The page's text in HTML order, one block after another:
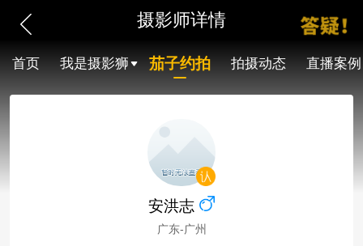
摄影师详情
首页 我是摄影狮 茄子约拍 拍摄动态 直播案例
安洪志
广东-广州